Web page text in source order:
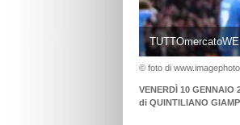
© foto di
VENERDÌ 10 GENNAIO
di QUINTILIANO